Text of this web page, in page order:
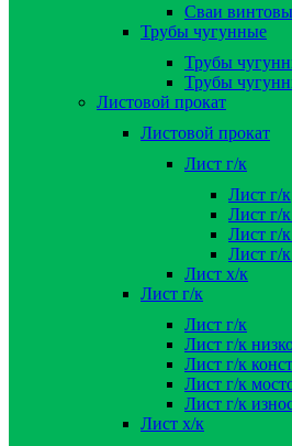
Сваи
Трубы чугунные
Трубы
Трубы
Листовой прокат
Листовой прокат
Лист г/к
Лист г/к
Лист г/
Лист г/
Лист г/
Лист х/к
Лист г/к
Лист г/к
Лист г/к
Лист г/к
Лист г/к
Лист г/к
Лист х/к